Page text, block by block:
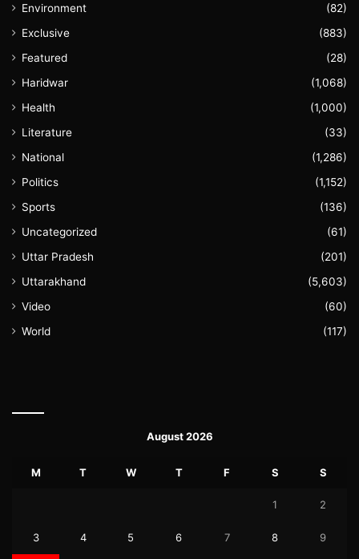
Environment
(82)
Exclusive
(883)
Featured
(28)
Haridwar
(1,068)
Health
(1,000)
Literature
(33)
National
(1,286)
Politics
(1,152)
Sports
(136)
Uncategorized
(61)
Uttar Pradesh
(201)
Uttarakhand
(5,603)
Video
(60)
World
(117)
August 2026
M T W T F S S
1 2
3 4 5 6 7 8 9